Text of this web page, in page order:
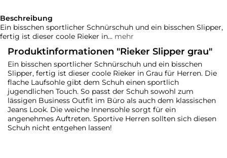
Beschreibung
Ein bisschen sportlicher Schnürschuh und ein bisschen Slipper,
fertig ist dieser coole Rieker in... mehr
Produktinformationen "Rieker Slipper grau"
Ein bisschen sportlicher Schnürschuh und ein bisschen
Slipper, fertig ist dieser coole Rieker in Grau für Herren. Die
flache Laufsohle gibt dem Schuh einen sportlich
jugendlichen Touch. So passt der Schuh sowohl zum
lässigen Business Outfit im Büro als auch dem klassischen
Jeans Look. Die weiche Innensohle sorgt für ein
angenehmes Auftreten. Sportive Herren sollten sich diesen
Schuh nicht entgehen lassen!